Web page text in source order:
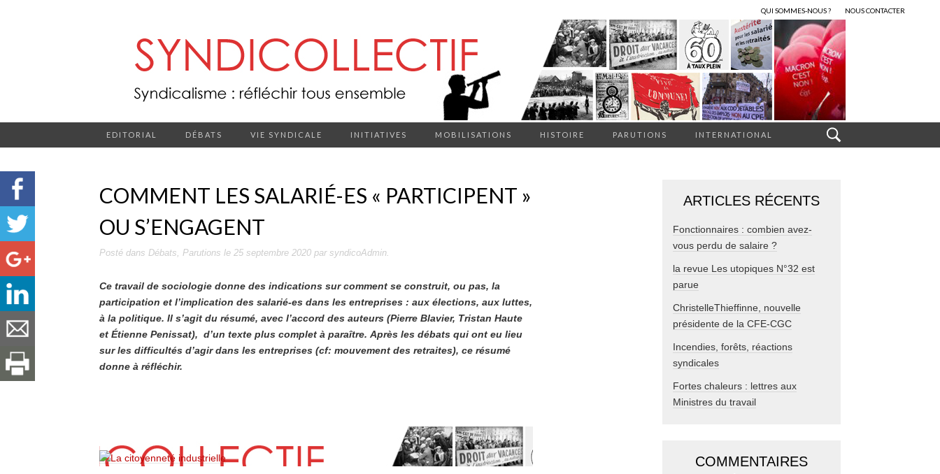
QUI SOMMES-NOUS ? NOUS CONTACTER
EDITORIAL DÉBATS VIE SYNDICALE INITIATIVES MOBILISATIONS HISTOIRE PARUTIONS INTERNATIONAL
COMMENT LES SALARIÉ-ES « PARTICIPENT »
OU S’ENGAGENT
Posté dans Débats, Parutions le 25 septembre 2020 par syndicoAdmin.
Ce travail de sociologie donne des indications sur comment se construit, ou pas, la
participation et l’implication des salarié-es dans les entreprises : aux élections, aux luttes,
à la politique. Il s’agit du résumé, avec l’accord des auteurs (Pierre Blavier, Tristan Haute
et Étienne Penissat), d’un texte plus complet à paraître. Après les débats qui ont eu lieu
sur les difficultés d’agir dans les entreprises (cf: mouvement des retraites), ce résumé
donne à réfléchir.
ARTICLES RÉCENTS
Fonctionnaires : combien avez-
vous perdu de salaire ?
la revue Les utopiques N°32 est
parue
ChristelleThieffinne, nouvelle
présidente de la CFE-CGC
Incendies, forêts, réactions
syndicales
Fortes chaleurs : lettres aux
Ministres du travail
COMMENTAIRES